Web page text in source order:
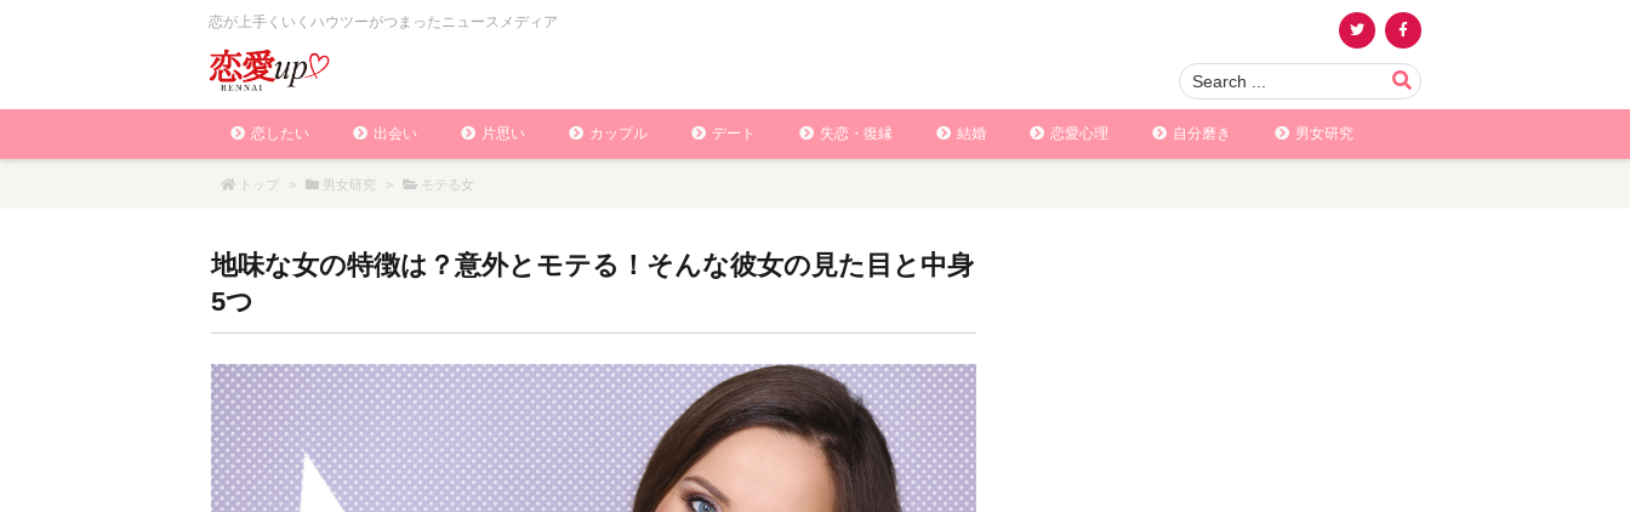
恋が上手くいくハウツーがつまったニュースメディア
恋したい 出会い 片思い カップル デート 失恋・復縁 結婚 恋愛心理 自分磨き 男女研究
トップ > 男女研究 > モテる女
地味な女の特徴は？意外とモテる！そんな彼女の見た目と中身
5つ